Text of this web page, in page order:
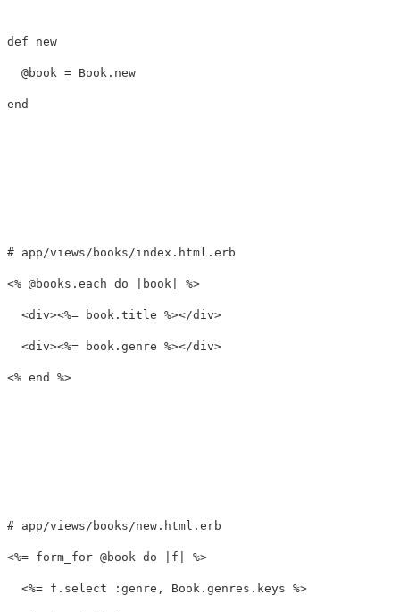
def new
@book = Book . new
end
# app/views/books/index.html.erb
<% @books.each do book %>
  <div>
<%= book.title %></div>
  <div><%=
book . genre %></div>
<% end %>
# app/views/books/new.html.erb
<%= form_for @book do |f| %>
  <%=
f . select :genre , Book . genres . keys %>